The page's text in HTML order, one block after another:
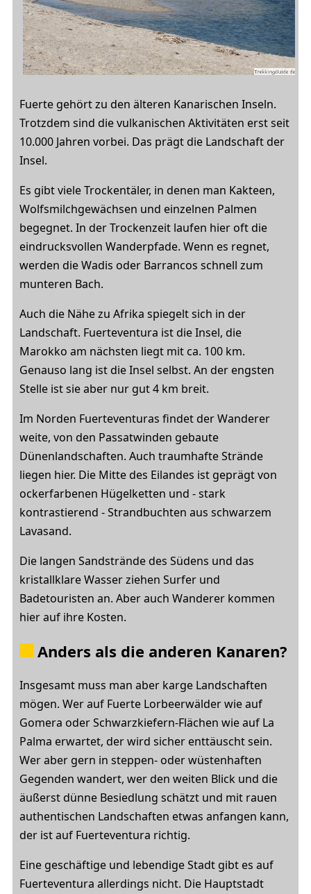
Fuerte gehört zu den älteren Kanarischen Inseln.
Trotzdem sind die vulkanischen Aktivitäten erst seit
10.000 Jahren vorbei. Das prägt die Landschaft der
Insel.
Es gibt viele Trockentäler, in denen man Kakteen,
Wolfsmilchgewächsen und einzelnen Palmen
begegnet. In der Trockenzeit laufen hier oft die
eindrucksvollen Wanderpfade. Wenn es regnet,
werden die Wadis oder Barrancos schnell zum
munteren Bach.
Auch die Nähe zu Afrika spiegelt sich in der
Landschaft. Fuerteventura ist die Insel, die
Marokko am nächsten liegt mit ca. 100 km.
Genauso lang ist die Insel selbst. An der engsten
Stelle ist sie aber nur gut 4 km breit.
Im Norden Fuerteventuras findet der Wanderer
weite, von den Passatwinden gebaute
Dünenlandschaften. Auch traumhafte Strände
liegen hier. Die Mitte des Eilandes ist geprägt von
ockerfarbenen Hügelketten und - stark
kontrastierend - Strandbuchten aus schwarzem
Lavasand.
Die langen Sandstrände des Südens und das
kristallklare Wasser ziehen Surfer und
Badetouristen an. Aber auch Wanderer kommen
hier auf ihre Kosten.
Anders als die anderen Kanaren?
Insgesamt muss man aber karge Landschaften
mögen. Wer auf Fuerte Lorbeerwälder wie auf
Gomera oder Schwarzkiefern-Flächen wie auf La
Palma erwartet, der wird sicher enttäuscht sein.
Wer aber gern in steppen- oder wüstenhaften
Gegenden wandert, wer den weiten Blick und die
äußerst dünne Besiedlung schätzt und mit rauen
authentischen Landschaften etwas anfangen kann,
der ist auf Fuerteventura richtig.
Eine geschäftige und lebendige Stadt gibt es auf
Fuerteventura allerdings nicht. Die Hauptstadt